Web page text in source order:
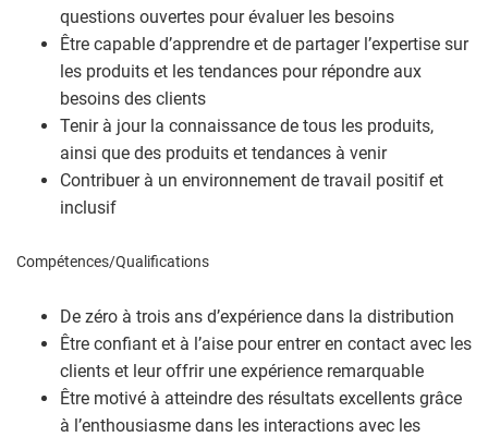
questions ouvertes pour évaluer les besoins
Être capable d’apprendre et de partager l’expertise sur
les produits et les tendances pour répondre aux
besoins des clients
Tenir à jour la connaissance de tous les produits,
ainsi que des produits et tendances à venir
Contribuer à un environnement de travail positif et
inclusif
Compétences/Qualifications
De zéro à trois ans d’expérience dans la distribution
Être confiant et à l’aise pour entrer en contact avec les
clients et leur offrir une expérience remarquable
Être motivé à atteindre des résultats excellents grâce
à l’enthousiasme dans les interactions avec les